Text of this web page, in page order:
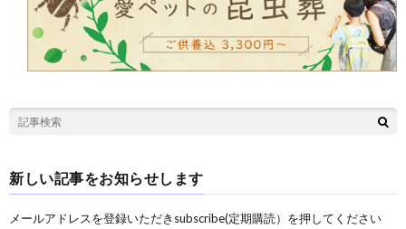
新しい記事をお知らせします
メールアドレスを登録いただきsubscribe(定期購読）を押してください